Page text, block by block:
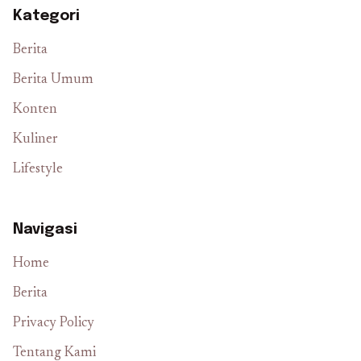
Kategori
Berita
Berita Umum
Konten
Kuliner
Lifestyle
Navigasi
Home
Berita
Privacy Policy
Tentang Kami